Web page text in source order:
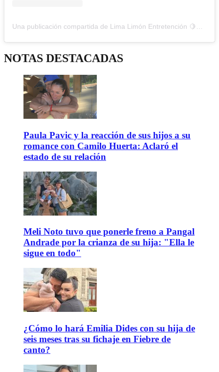
Una publicación compartida de Lima Limón Entretención 🍋💚 (@limalimon_entretencion)
NOTAS DESTACADAS
Paula Pavic y la reacción de sus hijos a su
romance con Camilo Huerta: Aclaró el
estado de su relación
Meli Noto tuvo que ponerle freno a Pangal
Andrade por la crianza de su hija: "Ella le
sigue en todo"
¿Cómo lo hará Emilia Dides con su hija de
seis meses tras su fichaje en Fiebre de
canto?